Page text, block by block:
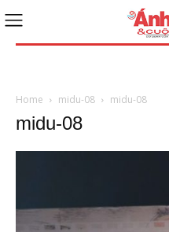
Home midu-08 midu-08
midu-08